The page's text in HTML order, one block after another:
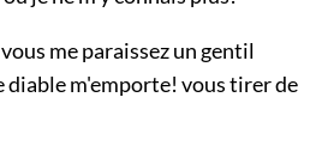
me paraissez un gentil
diable m'emporte! vous tirer de